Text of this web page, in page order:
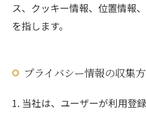
ス、クッキー情報、位置情報
を指します。
プライバシー情報の収集
1. 当社は、ユーザーが利用登